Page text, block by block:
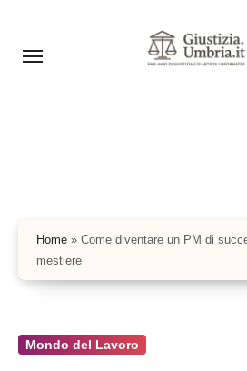
contenuto
Home » Come diventare un PM di
mestiere
Mondo del Lavoro